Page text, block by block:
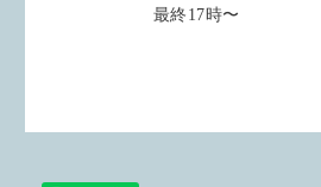
最終17時〜